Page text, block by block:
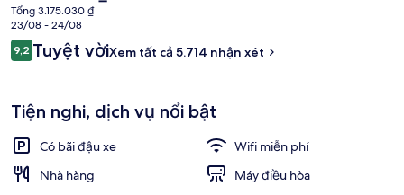
Ga Umeda (Hankyu) 3 phút và Ga Higashi-Umeda 8 phút.
hiện
tại
là
2.509.905 ₫
Tổng 3.175.030 ₫
23/08 - 24/08
Nhận
xét
9,29,2 trên 10,
Tuyệt vờiXem tất cả 5.714 nhận xét
Tiện nghi, dịch vụ nổi bật
Có bãi đậu xe
Wifi miễn phí
Nhà hàng
Máy điều hòa